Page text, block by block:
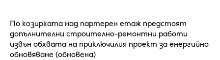
По козирката над партерен етаж предстоят
допълнителни строително-ремонтни работи
извън обхвата на приключилия проект за енергийно
обновяване (обновена)